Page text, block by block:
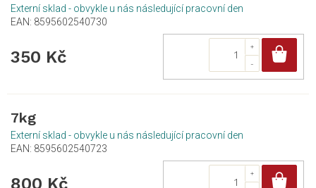
Externí sklad - obvykle u nás následující pracovní den
EAN: 8595602540730
350 Kč
7kg
Externí sklad - obvykle u nás následující pracovní den
EAN: 8595602540723
800 Kč